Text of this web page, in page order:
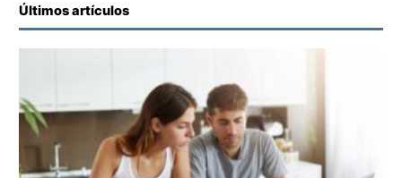
Últimos artículos